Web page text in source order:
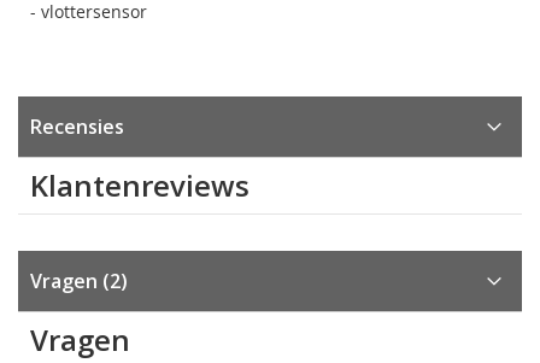
- vlottersensor
Recensies
Klantenreviews
Vragen 2
Vragen